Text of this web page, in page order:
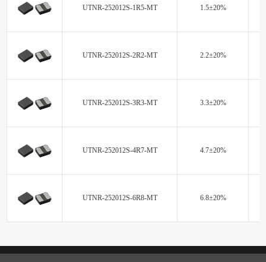
UTNR-252012S-1R5-MT 1.5±20%
UTNR-252012S-2R2-MT 2.2±20%
UTNR-252012S-3R3-MT 3.3±20%
UTNR-252012S-4R7-MT 4.7±20%
UTNR-252012S-6R8-MT 6.8±20%